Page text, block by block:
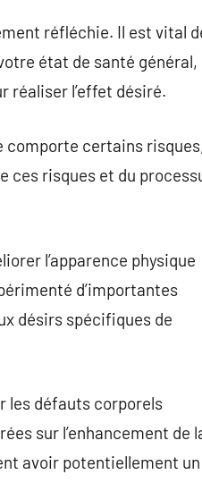
réfléchie. Il est vital
état de santé général,
réaliser l’effet désiré.
comporte certains
ces risques et du
l’apparence physique
d’importantes
désirs spécifiques de
les défauts corporels
sur l’enhancement de
avoir potentiellement un